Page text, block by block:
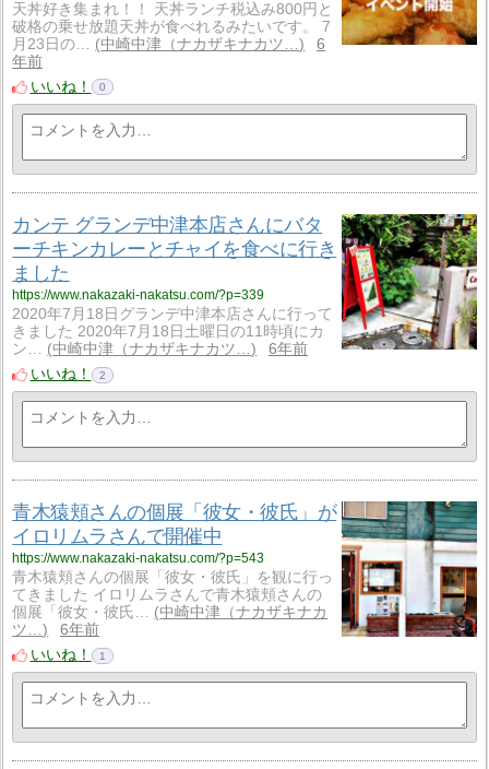
天丼好き集まれ！！ 天丼ランチ税込み800円と
破格の乗せ放題天丼が食べれるみたいです。 7
月23日の…
中崎中津（ナカザキナカツ…
6
年前
いいね！
0
カンテ グランデ中津本店さんにバタ
ーチキンカレーとチャイを食べに行き
ました
https://www.nakazaki-nakatsu.com/?p=339
2020年7月18日グランデ中津本店さんに行って
きました 2020年7月18日土曜日の11時頃にカ
ン…
中崎中津（ナカザキナカツ…
6年前
いいね！
2
青木猿頬さんの個展「彼女・彼氏」が
イロリムラさんで開催中
https://www.nakazaki-nakatsu.com/?p=543
青木猿頬さんの個展「彼女・彼氏」を観に行っ
てきました イロリムラさんで青木猿頬さんの
個展「彼女・彼氏…
中崎中津（ナカザキナカ
ツ…
6年前
いいね！
1